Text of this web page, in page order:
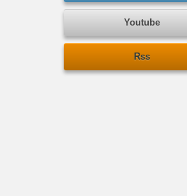
Youtube
Rss